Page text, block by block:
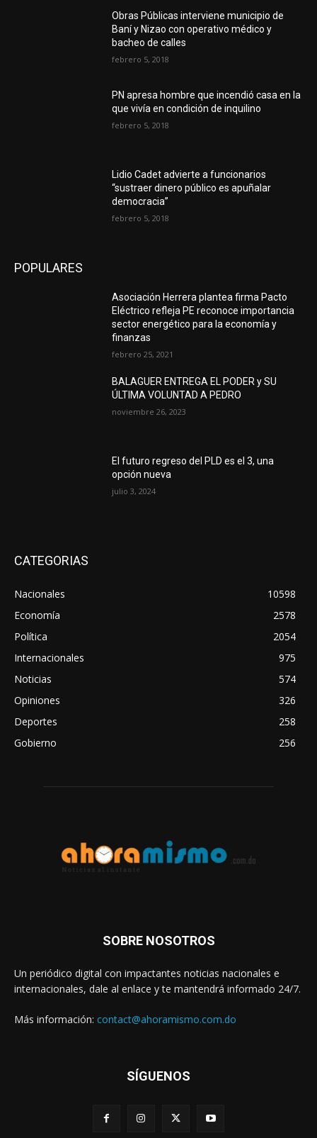
Obras Públicas interviene municipio de
Baní y Nizao con operativo médico y
bacheo de calles
febrero 5, 2018
PN apresa hombre que incendió casa en la
que vivía en condición de inquilino
febrero 5, 2018
Lidio Cadet advierte a funcionarios
“sustraer dinero público es apuñalar
democracia”
febrero 5, 2018
POPULARES
Asociación Herrera plantea firma Pacto
Eléctrico refleja PE reconoce importancia
sector energético para la economía y
finanzas
febrero 25, 2021
BALAGUER ENTREGA EL PODER y SU
ÚLTIMA VOLUNTAD A PEDRO
noviembre 26, 2023
El futuro regreso del PLD es el 3, una
opción nueva
julio 3, 2024
CATEGORIAS
Nacionales
10598
Economía
2578
Política
2054
Internacionales
975
Noticias
574
Opiniones
326
Deportes
258
Gobierno
256
SOBRE NOSOTROS
Un periódico digital con impactantes noticias nacionales e
internacionales, dale al enlace y te mantendrá informado 24/7.
Más información: contact@ahoramismo.com.do
SÍGUENOS